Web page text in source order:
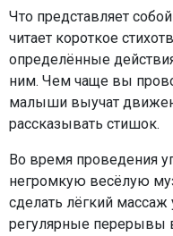
Что представляет
читает короткое
определённые
ним. Чем чаще вы
малыши выучат
рассказывать стишок.
Во время проведения
негромкую весёлую
сделать лёгкий
регулярные перерывы